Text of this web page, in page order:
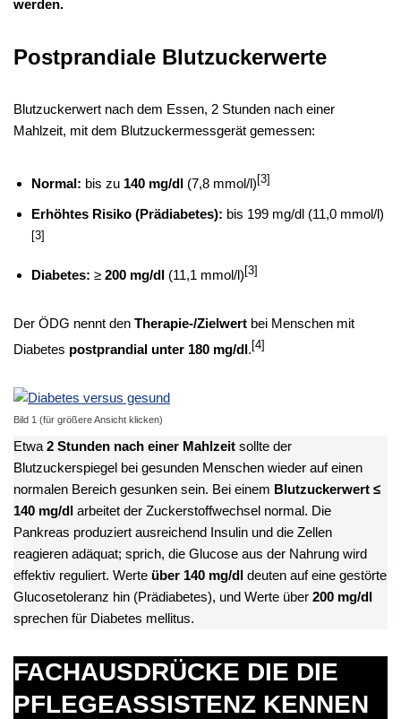
werden.
Postprandiale Blutzuckerwerte
Blutzuckerwert nach dem Essen, 2 Stunden nach einer
Mahlzeit, mit dem Blutzuckermessgerät gemessen:
Normal: bis zu 140 mg/dl (7,8 mmol/l) [3]
Erhöhtes Risiko (Prädiabetes): bis 199 mg/dl (11,0 mmol/l)
[3]
Diabetes: ≥ 200 mg/dl (11,1 mmol/l) [3]
Der ÖDG nennt den Therapie-/Zielwert bei Menschen mit
Diabetes postprandial unter 180 mg/dl. [4]
Bild 1 (für größere Ansicht klicken)
Etwa 2 Stunden nach einer Mahlzeit sollte der
Blutzuckerspiegel bei gesunden Menschen wieder auf einen
normalen Bereich gesunken sein. Bei einem Blutzuckerwert ≤
140 mg/dl arbeitet der Zuckerstoffwechsel normal. Die
Pankreas produziert ausreichend Insulin und die Zellen
reagieren adäquat; sprich, die Glucose aus der Nahrung wird
effektiv reguliert. Werte über 140 mg/dl deuten auf eine gestörte
Glucosetoleranz hin (Prädiabetes), und Werte über 200 mg/dl
sprechen für Diabetes mellitus.
FACHAUSDRÜCKE DIE DIE
PFLEGEASSISTENZ KENNEN